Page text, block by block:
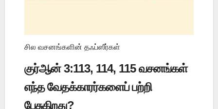
சில வசனங்களின் தஃப்ஸீர்கள்
குர்ஆன் 3:113, 114, 115 வசனங்கள்
எந்த வேதக்காரர்களைப் பற்றி
பேசுகிறது?